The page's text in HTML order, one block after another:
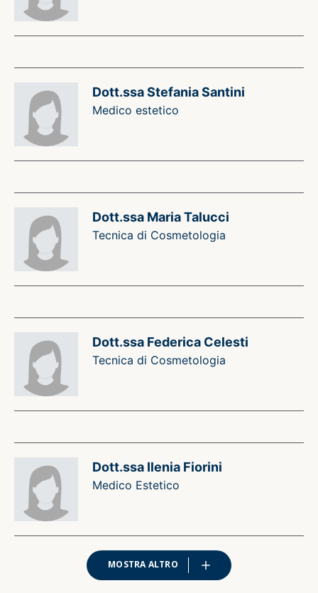
Dott.ssa Stefania Santini
Medico estetico
Dott.ssa Maria Talucci
Tecnica di Cosmetologia
Dott.ssa Federica Celesti
Tecnica di Cosmetologia
Dott.ssa Ilenia Fiorini
Medico Estetico
MOSTRA ALTRO